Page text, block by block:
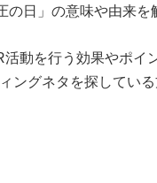
の日」の意味や由来を
動を行う効果やポイ
ングネタを探してい